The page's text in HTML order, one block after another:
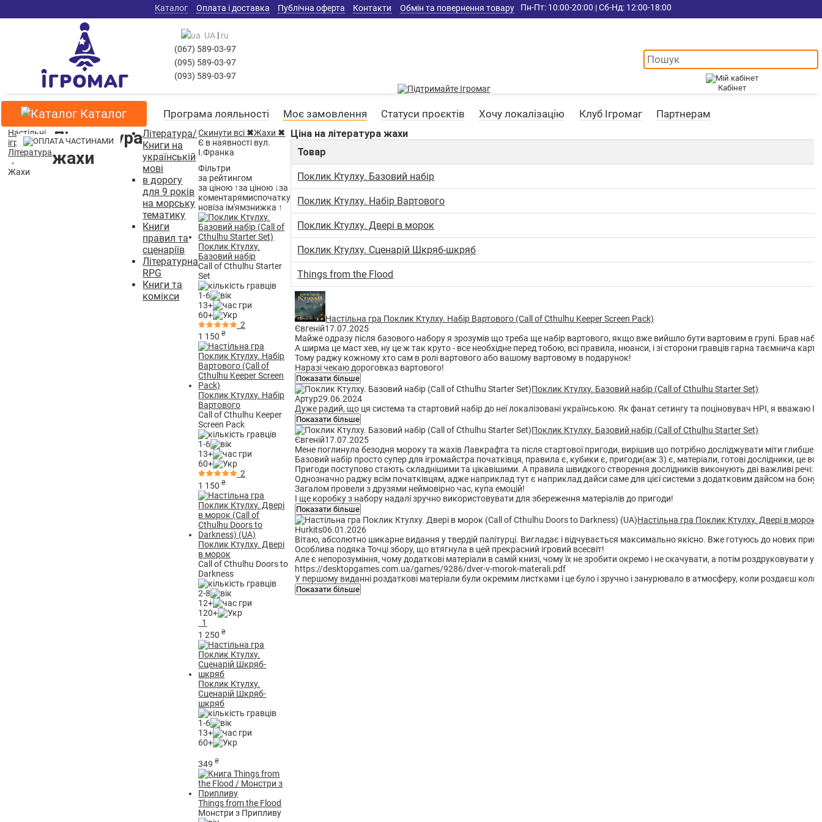
Каталог Оплата і доставка Публічна оферта Контакти Обмін та повернення товару Пн-Пт: 10:00-20:00 | Сб-Нд: 12:00-18:00
UA | ru
(067) 589-03-97
(095) 589-03-97
(093) 589-03-97
Кабінет
Каталог Програма лояльності Моє замовлення Статуси проєктів Хочу локалізацію Клуб Ігромаг Партнерам
Настільні
ігри
Література
Жахи
Література
жахи
Література/
Книги на
українській
мові
в дорогу
для 9 років
на морську
тематику
Книги
правил та
сценаріїв
Літературна
RPG
Книги та
комікси
Скинути всі ✖Жахи ✖
Є в наявності вул.
І.Франка
Фільтри
за рейтингом
за ціною ↑за ціною ↓за
коментарямиспочатку
новіза ім'ямзнижка ↑
Поклик Ктулху.
Базовий набір
Call of Cthulhu Starter
Set
1-6
13+
60+
2
1 150₴
Поклик Ктулху. Набір
Вартового
Call of Cthulhu Keeper
Screen Pack
1-6
13+
60+
2
1 150₴
Поклик Ктулху. Двері
в морок
Call of Cthulhu Doors to
Darkness
2-8
12+
120+
1
1 250₴
Поклик Ктулху.
Сценарій Шкряб-
шкряб
1-6
13+
60+
349₴
Things from the Flood
Монстри з Припливу
Ціна на література жахи
Товар
Поклик Ктулху. Базовий набір
Поклик Ктулху. Набір Вартового
Поклик Ктулху. Двері в морок
Поклик Ктулху. Сценарій Шкряб-шкряб
Things from the Flood
Настільна гра Поклик Ктулху. Набір Вартового (Call of Cthulhu Keeper Screen Pack)
Євгеній17.07.2025
Майже одразу після базового набору я зрозумів що треба ще набір вартового, якщо вже вийшло бути вартовим в групі. Брав
А ширма це маст хев, ну це ж так круто - все необхідне перед тобою, всі правила, нюанси, і зі сторони гравців гарна таємнича
Тому раджу кожному хто сам в ролі вартового або вашому вартовому в подарунок!
Наразі чекаю дороговказ вартового!
Показати більше
Поклик Ктулху. Базовий набір (Call of Cthulhu Starter Set)
Артур29.06.2024
Дуже радий, що ця система та стартовий набір до неї локалізовані українською. Як фанат сетингу та поціновувач НРІ, я
Показати більше
Поклик Ктулху. Базовий набір (Call of Cthulhu Starter Set)
Євгеній17.07.2025
Мене поглинула безодня мороку та жахів Лавкрафта та після стартової пригоди, вирішив що потрібно досліджувати міти глибше.
Базовий набір просто супер для ігромайстра початківця, правила є, кубики є, пригоди(аж 3) є, матеріали, готові дослідники, це
Пригоди поступово стають складнішими та цікавішими. А правила швидкого створення дослідників виконують дві важливі
Однозначно раджу всім початківцям, адже наприклад тут є наприклад дайси саме для цієї системи з додатковим дайсом на
Загалом провели з друзями неймовірно час, купа емоцій!
І ще коробку з набору надалі зручно використовувати для збереження матеріалів до пригоди!
Показати більше
Настільна гра Поклик Ктулху. Двері в морок
Hurkits06.01.2026
Вітаю, абсолютно шикарне видання у твердій палітурці. Вигладає і відчувається максимально якісно. Вже готуюсь до нових
Особлива подяка Точці збору, що втягнула в цей прекрасний ігровий всесвіт!
Але є непорозуміння, чому додаткові матеріали в самій книзі, чому їх не зробити окремо і не скачувати, а потім роздруковувати у
https://desktopgames.com.ua/games/9286/dver-v-morok-materali.pdf
У першому виданні роздаткові матеріали були окремим листками і це було і зручно і занурювало в атмосферу, коли роздаєш
Показати більше